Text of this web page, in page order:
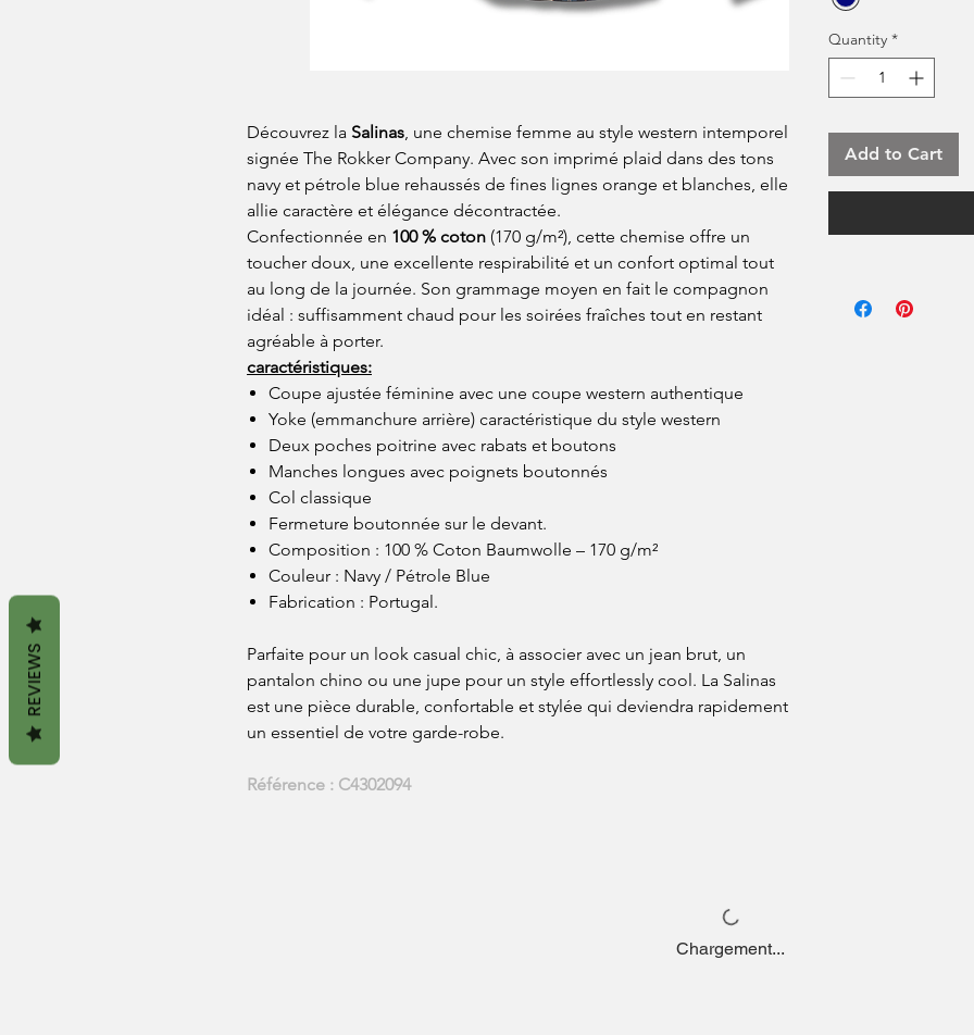
Découvrez la Salinas, une chemise femme au style western intemporel
signée The Rokker Company. Avec son imprimé plaid dans des tons
navy et pétrole blue rehaussés de fines lignes orange et blanches, elle
allie caractère et élégance décontractée.
Confectionnée en 100 % coton (170 g/m²), cette chemise offre un
toucher doux, une excellente respirabilité et un confort optimal tout
au long de la journée. Son grammage moyen en fait le compagnon
idéal : suffisamment chaud pour les soirées fraîches tout en restant
agréable à porter.
caractéristiques:
Coupe ajustée féminine avec une coupe western authentique
Yoke (emmanchure arrière) caractéristique du style western
Deux poches poitrine avec rabats et boutons
Manches longues avec poignets boutonnés
Col classique
Fermeture boutonnée sur le devant.
Composition : 100 % Coton Baumwolle – 170 g/m²
Couleur : Navy / Pétrole Blue
Fabrication : Portugal.
Parfaite pour un look casual chic, à associer avec un jean brut, un
pantalon chino ou une jupe pour un style effortlessly cool. La Salinas
est une pièce durable, confortable et stylée qui deviendra rapidement
un essentiel de votre garde-robe.
Référence : C4302094
Quantity *
Add to Cart
Chargement...
REVIEWS